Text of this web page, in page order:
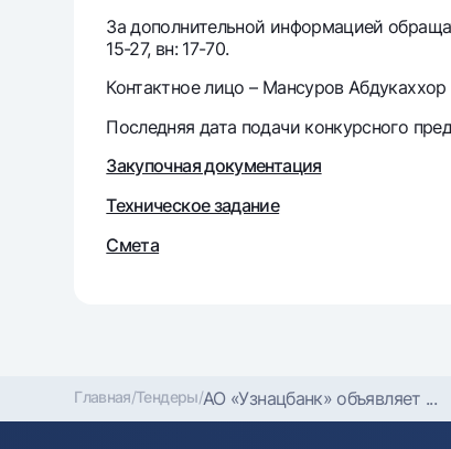
Найти
Полезные ссылки
Часто задаваемые вопросы Пресс-центр
Следите за нами в соцсетях
За дополнительной информацией
15-27, вн: 17-70.
Контактное лицо – Мансуров
Последняя дата подачи конкурсного
Закупочная документация
Техническое задание
Смета
Главная/Тендеры/АО «Узнацбанк» объявляет ...